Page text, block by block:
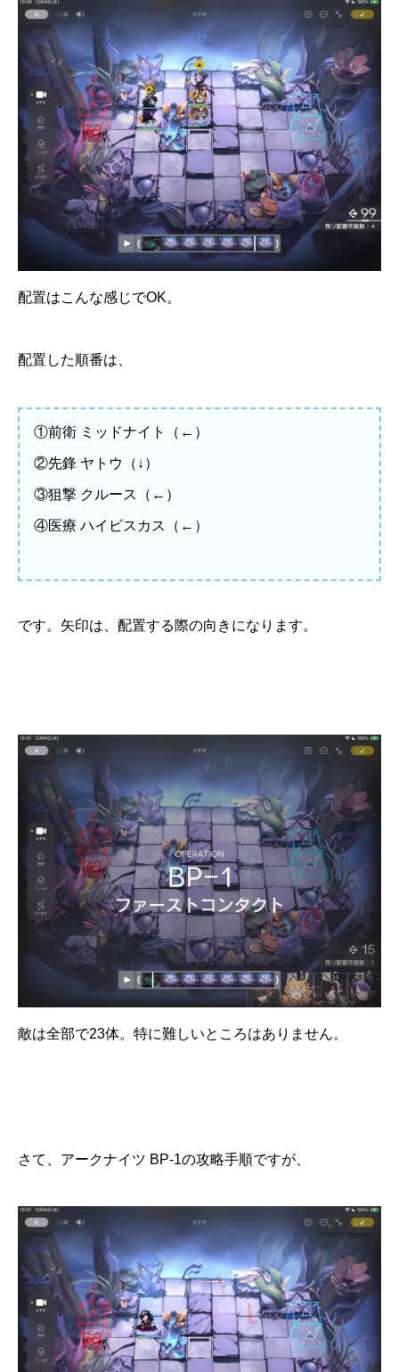
配置はこんな感じでOK。
配置した順番は、
①前衛 ミッドナイト（←）
②先鋒 ヤトウ（↓）
③狙撃 クルース（←）
④医療 ハイビスカス（←）
です。矢印は、配置する際の向きになります。
敵は全部で23体。特に難しいところはありません。
さて、アークナイツ BP-1の攻略手順ですが、